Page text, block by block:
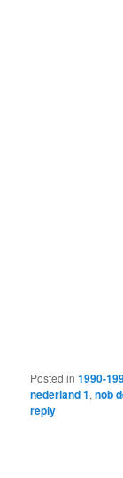
Posted in 1990-
nederland 1,nob
reply